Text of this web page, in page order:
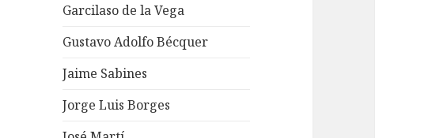
Garcilaso de la Vega
Gustavo Adolfo Bécquer
Jaime Sabines
Jorge Luis Borges